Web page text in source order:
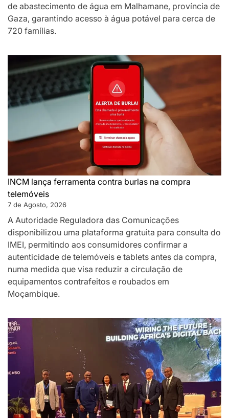
de abastecimento de água em Malhamane, província de
Gaza, garantindo acesso à água potável para cerca de
720 famílias.
INCM lança ferramenta contra burlas na compra
telemóveis
7 de Agosto, 2026
A Autoridade Reguladora das Comunicações
disponibilizou uma plataforma gratuita para consulta do
IMEI, permitindo aos consumidores confirmar a
autenticidade de telemóveis e tablets antes da compra,
numa medida que visa reduzir a circulação de
equipamentos contrafeitos e roubados em
Moçambique.